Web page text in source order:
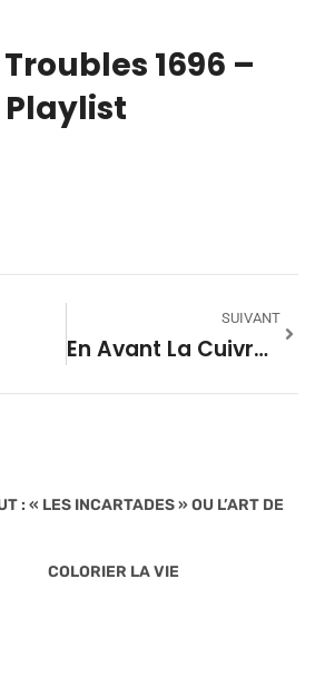
1696 –
Playlist
SUIVANT
En Avant La Cuivraille ! #13
: « LES INCARTADES » OU L’ART DE
COLORIER LA VIE